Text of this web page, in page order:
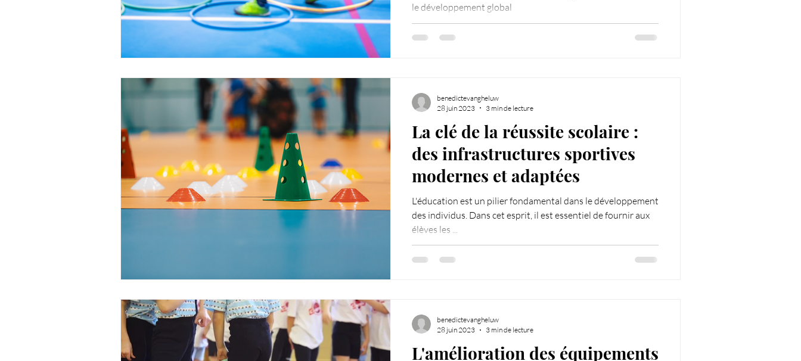
le développement global
La clé de la réussite scolaire :
des infrastructures sportives
modernes et adaptées
L'éducation est un pilier fondamental dans le développement
des individus. Dans cet esprit, il est essentiel de fournir aux
élèves les ...
benedictevangheluw
28 juin 2023
3 min de lecture
L'amélioration des équipements
benedictevangheluw
28 juin 2023
3 min de lecture